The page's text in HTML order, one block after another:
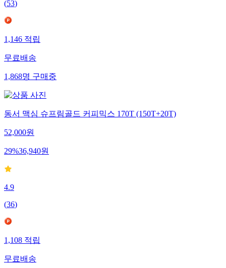
(53)
1,146적립
무료배송
1,868명구매중
동서 맥심 슈프림골드 커피믹스 170T (150T+20T)
52,000원
29%36,940원
4.9
(36)
1,108적립
무료배송